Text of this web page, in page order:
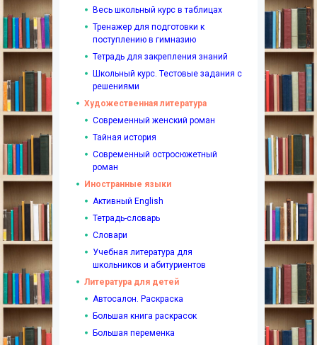
Весь школьный курс в таблицах
Тренажер для подготовки к
поступлению в гимназию
Тетрадь для закрепления знаний
Школьный курс. Тестовые задания с
решениями
Художественная литература
Современный женский роман
Тайная история
Современный остросюжетный
роман
Иностранные языки
Активный English
Тетрадь-словарь
Словари
Учебная литература для
школьников и абитуриентов
Литература для детей
Автосалон. Раскраска
Большая книга раскрасок
Большая переменка